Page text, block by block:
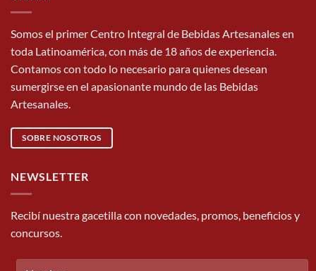
Somos el primer Centro Integral de Bebidas Artesanales en
toda Latinoamérica, con más de 18 años de experiencia.
Contamos con todo lo necesario para quienes desean
sumergirse en el apasionante mundo de las Bebidas
Artesanales.
SOBRE NOSOTROS
NEWSLETTER
Recibí nuestra gacetilla con novedades, promos, beneficios y
concursos.